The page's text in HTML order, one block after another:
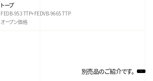
トープ
FEDB-953 TTP+FEDVB-9665 TTP
オープン価格
別売品のご紹介です。